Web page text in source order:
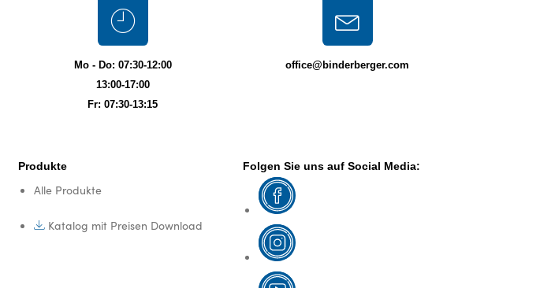
Mo - Do: 07:30-12:00
13:00-17:00
Fr: 07:30-13:15
office@binderberger.com
Produkte
Alle Produkte
Katalog mit Preisen Download
Folgen Sie uns auf Social Media: